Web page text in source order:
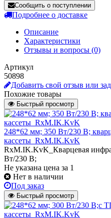
Сообщить о поступлении
Подробнее о доставке
Описание
Характеристики
Отзывы и вопросы (0)
Артикул
50898
Добавить свой отзыв или
Похожие товары
Быстрый просмотр
248*62 мм; 350 Вт/230 В;
кассеты_RxM.IK.KvK
RxM.IK.KvK_Кварцевая
Вт/230 В;
Не указана цена за 1
Нет в наличии
Под заказ
Быстрый просмотр